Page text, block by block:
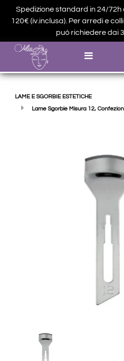
Spedizione standard in 24/72h
120€ (iv.inclusa). Per arredi e
può richiedere dai
Open
LAME E SGORBIE ESTETICHE
Lame Sgorbie Misura 12,